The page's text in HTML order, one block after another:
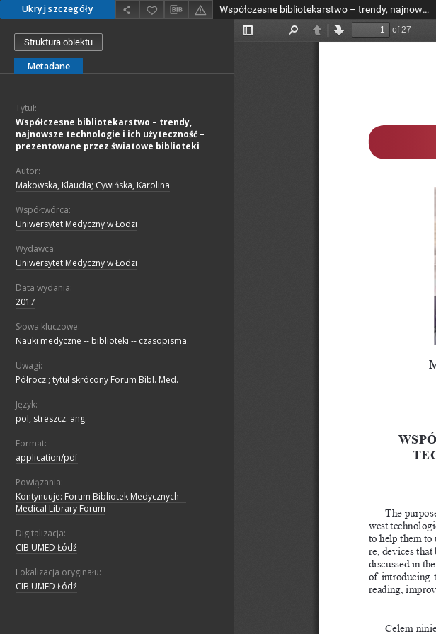
Ukryj szczegóły Współczesne bibliotekarstwo – trendy, najnowsze technologie i ich użyteczność – prezentowane przez światowe biblioteki
Struktura obiektu
Metadane
Tytuł:
Współczesne bibliotekarstwo – trendy,
najnowsze technologie i ich użyteczność –
prezentowane przez światowe biblioteki
Autor:
Makowska, Klaudia; Cywińska, Karolina
Współtwórca:
Uniwersytet Medyczny w Łodzi
Wydawca:
Uniwersytet Medyczny w Łodzi
Data wydania:
2017
Słowa kluczowe:
Nauki medyczne -- biblioteki -- czasopisma.
Uwagi:
Półrocz.; tytuł skrócony Forum Bibl. Med.
Język:
pol, streszcz. ang.
Format:
application/pdf
Powiązania:
Kontynuuje: Forum Bibliotek Medycznych =
Medical Library Forum
Digitalizacja:
CIB UMED Łódź
Lokalizacja oryginału:
CIB UMED Łódź